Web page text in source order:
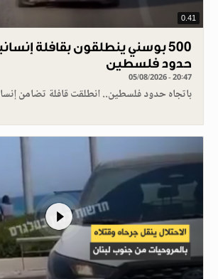
0.41
500 بوسني ينطلقون بقافلة
حدود فلسطين
05/08/2026 - 20:47
باتجاه حدود فلسطين.. انطلقت قافلة تضامن